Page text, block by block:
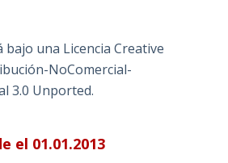
bajo una Licencia Creative
NoComercial-
3.0 Unported.
el 01.01.2013